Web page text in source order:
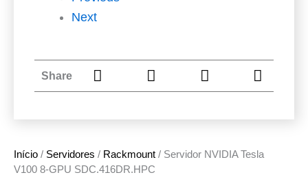
Início / Servidores / Rackmount / Servidor NVIDIA Tesla
V100 8-GPU SDC.416DR.HPC
Next
Share